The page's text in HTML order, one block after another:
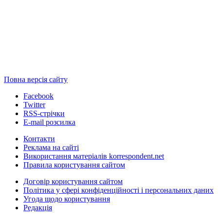
Повна версія сайту
Facebook
Twitter
RSS-стрічки
E-mail розсилка
Контакти
Реклама на сайті
Використання матеріалів korrespondent.net
Правила користування сайтом
Договір користування сайтом
Політика у сфері конфіденційності і персональних даних
Угода щодо користування
Редакція